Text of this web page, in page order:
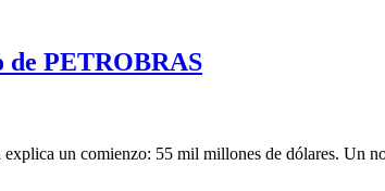
de PETROBRAS
un comienzo: 55 mil millones de dólares. Un